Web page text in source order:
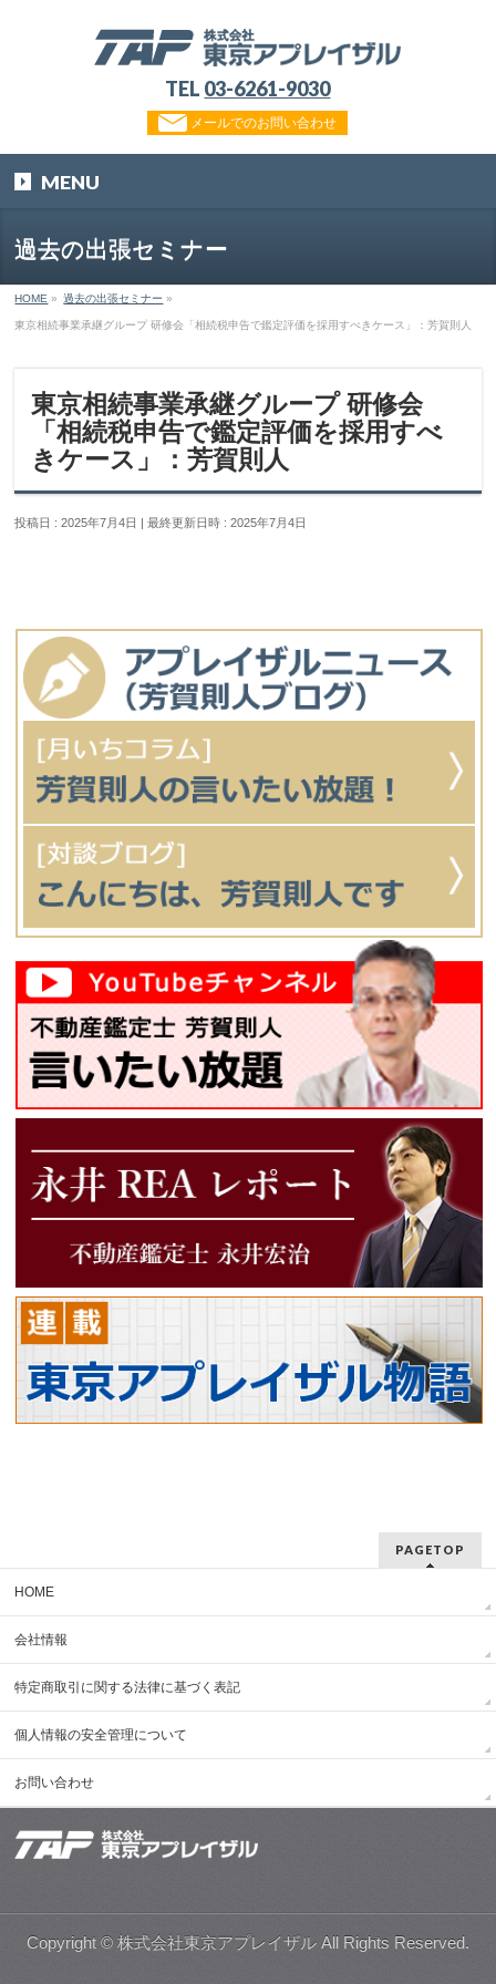
TEL 03-6261-9030
メールでのお問い合わせ
MENU
過去の出張セミナー
HOME » 過去の出張セミナー »
東京相続事業承継グループ 研修会「相続税申告で鑑定評価を採用すべきケース」：芳賀則人
東京相続事業承継グループ 研修会
「相続税申告で鑑定評価を採用すべ
きケース」：芳賀則人
投稿日 : 2025年7月4日 最終更新日時 : 2025年7月4日
PAGETOP
HOME
会社情報
特定商取引に関する法律に基づく表記
個人情報の安全管理について
お問い合わせ
Copyright © 株式会社東京アプレイザル All Rights Reserved.